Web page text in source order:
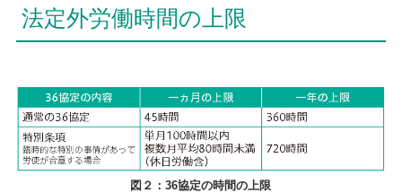
法定外労働時間の上限
図２：36協定の時間の上限